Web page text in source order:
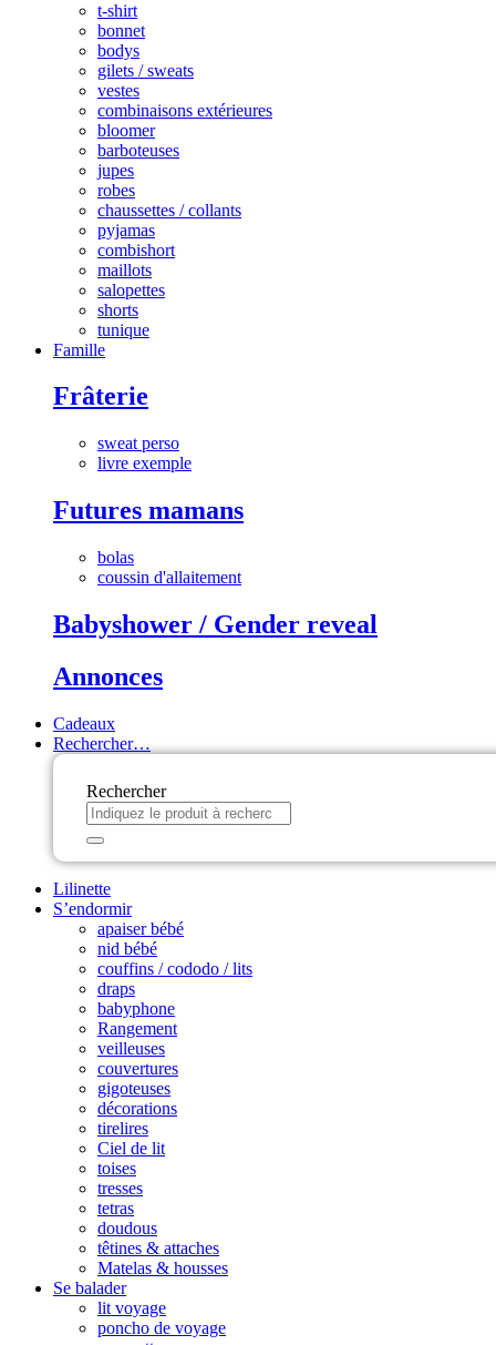
t-shirt
bonnet
bodys
gilets / sweats
vestes
combinaisons extérieures
bloomer
barboteuses
jupes
robes
chaussettes / collants
pyjamas
combishort
maillots
salopettes
shorts
tunique
Famille
Frâterie
sweat perso
livre exemple
Futures mamans
bolas
coussin d'allaitement
Babyshower / Gender reveal
Annonces
Cadeaux
Rechercher…
Rechercher
Lilinette
S’endormir
apaiser bébé
nid bébé
couffins / cododo / lits
draps
babyphone
Rangement
veilleuses
couvertures
gigoteuses
décorations
tirelires
Ciel de lit
toises
tresses
tetras
doudous
têtines & attaches
Matelas & housses
Se balader
lit voyage
poncho de voyage